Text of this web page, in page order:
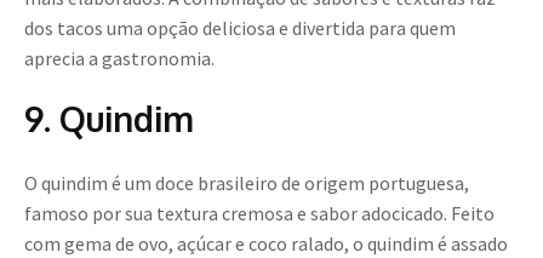
dos tacos uma opção deliciosa e divertida para quem
aprecia a gastronomia.
9. Quindim
O quindim é um doce brasileiro de origem portuguesa,
famoso por sua textura cremosa e sabor adocicado. Feito
com gema de ovo, açúcar e coco ralado, o quindim é assado